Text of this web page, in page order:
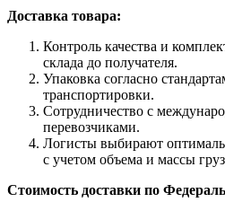
Доставка товара:
Контроль качества и
склада до получателя.
Упаковка согласно
транспортировки.
Сотрудничество с
перевозчиками.
Логисты выбирают
с учетом объема и массы
Стоимость доставки по